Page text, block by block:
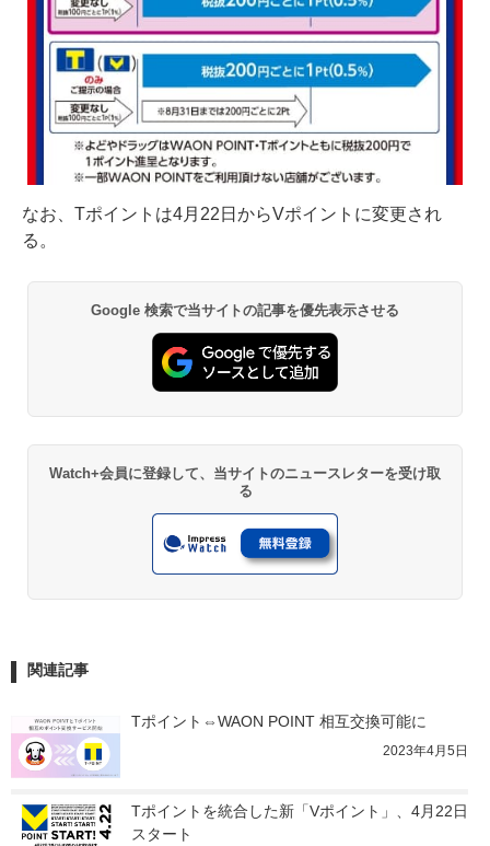
なお、Tポイントは4月22日からVポイントに変更され
る。
Google 検索で当サイトの記事を優先表示させる
Watch+会員に登録して、当サイトのニュースレターを受け取
る
関連記事
Tポイント⇔WAON POINT 相互交換可能に
2023年4月5日
Tポイントを統合した新「Vポイント」、4月22日
スタート